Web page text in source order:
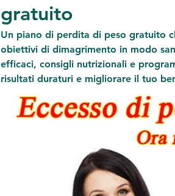
gratuito
Un piano di perdita di peso gratuito
obiettivi di dimagrimento in modo
efficaci, consigli nutrizionali e
risultati duraturi e migliorare il tuo